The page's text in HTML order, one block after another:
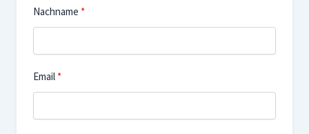
Nachname
Email